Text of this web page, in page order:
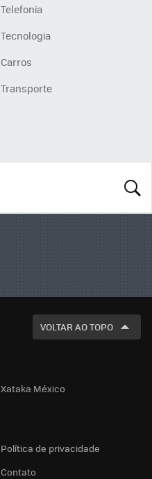
Telefonia
Tecnologia
Carros
Transporte
VOLTAR AO TOPO
Xataka México
Política de privacidade
Contato